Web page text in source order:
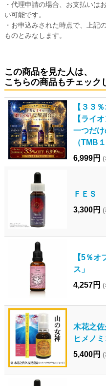
・代理申請の場合、お支払いは
い可能です。
・お申込みされた時点で、上記
ものとみなします。
この商品を見た人は、
こちらの商品もチェック
【３３％
【ライ
一つだ
（TMB
6,999円
ＦＥＳ
3,300円
【5％
ス」
4,257円
木花之
ヒメノ
5,400円